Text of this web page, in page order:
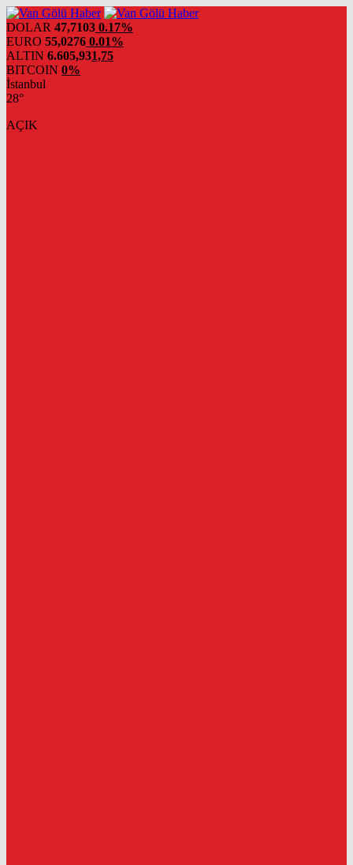
DOLAR 47,7103 0.17%
EURO 55,0276 0.01%
ALTIN 6.605,931,75
BITCOIN 0%
İstanbul
28°
AÇIK